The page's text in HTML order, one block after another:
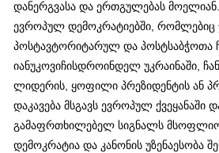
დანერგვასა და ერთგულებას
ევროპულ დემოკრატიებში, რომლებიც
პოსტავტორიტარულ და პოსტსაბჭოთა
იანუკოვიჩისდროინდელ უკრაინაში,
ლიდერის, ყოფილი პრეზიდენტის ან
დაკავება მსგავს ევროპულ ქვეყანაში
გამაფრთხილებელ სიგნალს
დემოკრატია და კანონის უზენაესობა